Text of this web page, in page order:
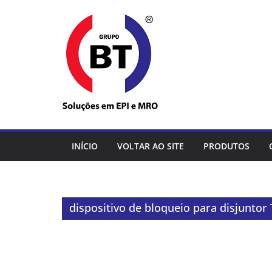
INÍCIO VOLTAR AO SITE PRODUTOS
dispositivo de bloqueio para disjuntor